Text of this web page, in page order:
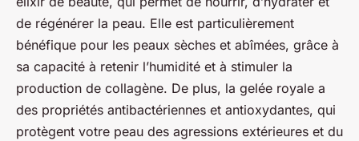
de régénérer la peau. Elle est particulièrement
bénéfique pour les peaux sèches et abîmées, grâce à
sa capacité à retenir l’humidité et à stimuler la
production de collagène. De plus, la gelée royale a
des propriétés antibactériennes et antioxydantes, qui
protègent votre peau des agressions extérieures et du